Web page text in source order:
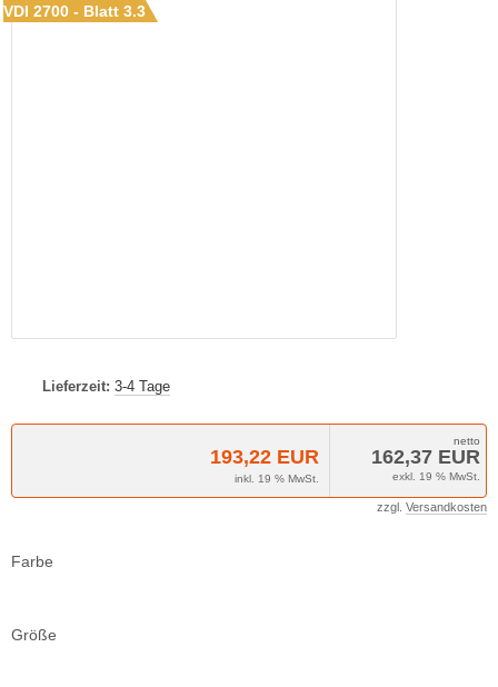
VDI 2700 - Blatt 3.3
Lieferzeit: 3-4 Tage
193,22 EUR
inkl. 19 % MwSt.
162,37 EUR
exkl. 19 % MwSt.
zzgl. Versandkosten
Farbe
Größe